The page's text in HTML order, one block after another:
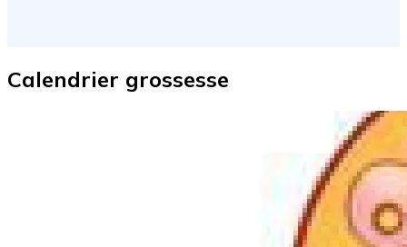
Calendrier grossesse